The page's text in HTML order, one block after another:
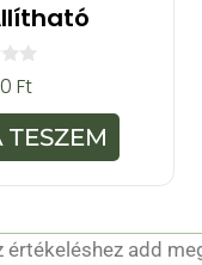
Ft
TESZEM
add